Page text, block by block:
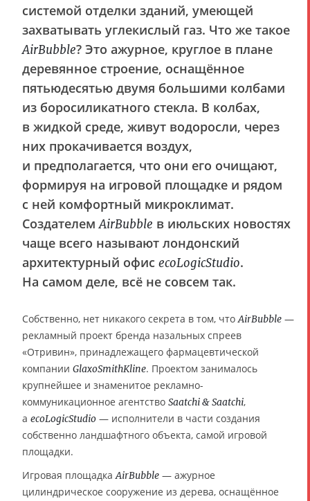
системой отделки зданий, умеющей
захватывать углекислый газ. Что же такое
AirBubble? Это ажурное, круглое в плане
деревянное строение, оснащённое
пятьюдесятью двумя большими колбами
из боросиликатного стекла. В колбах,
в жидкой среде, живут водоросли, через
них прокачивается воздух,
и предполагается, что они его очищают,
формируя на игровой площадке и рядом
с ней комфортный микроклимат.
СоздателемAirBubble в июльских новостях
чаще всего называют лондонский
архитектурный офис ecoLogicStudio.
На самом деле, всё не совсем так.
Собственно, нет никакого секрета в том, чтоAirBubble —
рекламный проект бренда назальных спреев
«Отривин», принадлежащего фармацевтической
компании GlaxoSmithKline. Проектом занималось
крупнейшее и знаменитое рекламно-
коммуникационное агентство Saatchi & Saatchi,
а ecoLogicStudio — исполнители в части создания
собственно ландшафтного объекта, самой игровой
площадки.
Игровая площадкаAirBubble — ажурное
цилиндрическое сооружение из дерева, оснащённое